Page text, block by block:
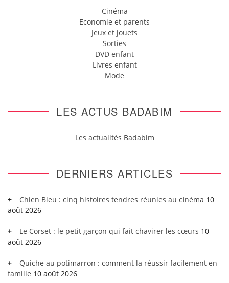
Cinéma
Economie et parents
Jeux et jouets
Sorties
DVD enfant
Livres enfant
Mode
LES ACTUS BADABIM
Les actualités Badabim
DERNIERS ARTICLES
Chien Bleu : cinq histoires tendres réunies au cinéma 10
août 2026
Le Corset : le petit garçon qui fait chavirer les cœurs 10
août 2026
Quiche au potimarron : comment la réussir facilement en
famille 10 août 2026